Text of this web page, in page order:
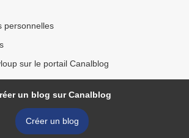
personnelles
sur le portail Canalblog
un blog sur Canalblog
Créer un blog